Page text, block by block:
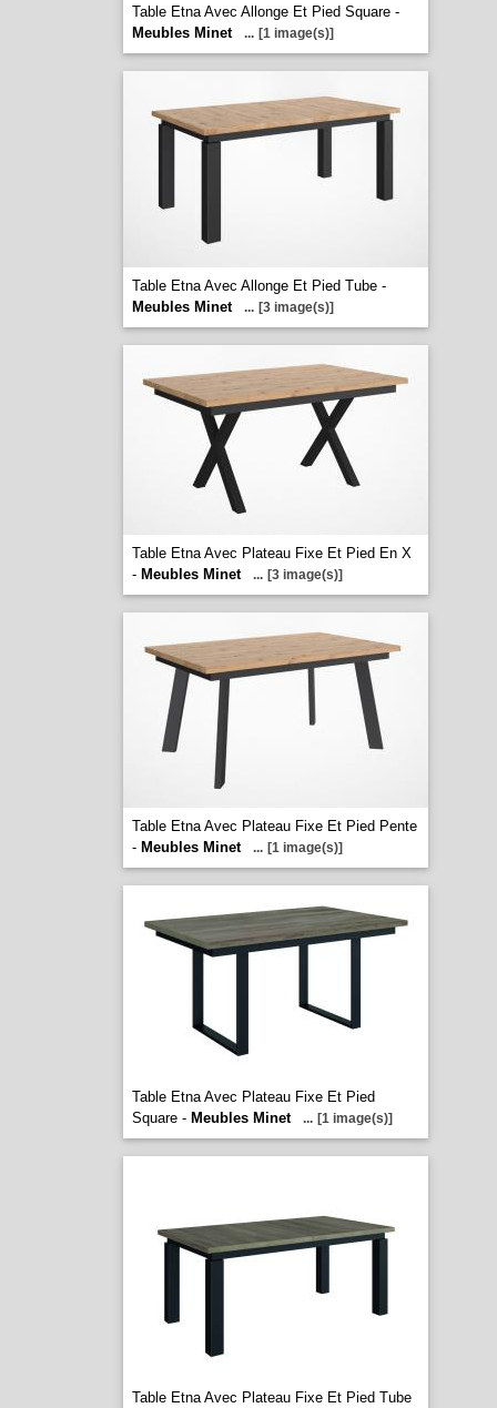
Table Etna Avec Allonge Et Pied Square -
Meubles Minet
... [1 image(s)]
Table Etna Avec Allonge Et Pied Tube -
Meubles Minet
... [3 image(s)]
Table Etna Avec Plateau Fixe Et Pied En X
- Meubles Minet ... [3 image(s)]
Table Etna Avec Plateau Fixe Et Pied Pente
- Meubles Minet ... [1 image(s)]
Table Etna Avec Plateau Fixe Et Pied
Square - Meubles Minet ... [1 image(s)]
Table Etna Avec Plateau Fixe Et Pied Tube